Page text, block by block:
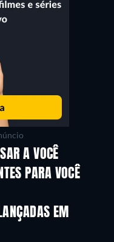
A VOCÊ
Série
PARA VOCÊ
EM